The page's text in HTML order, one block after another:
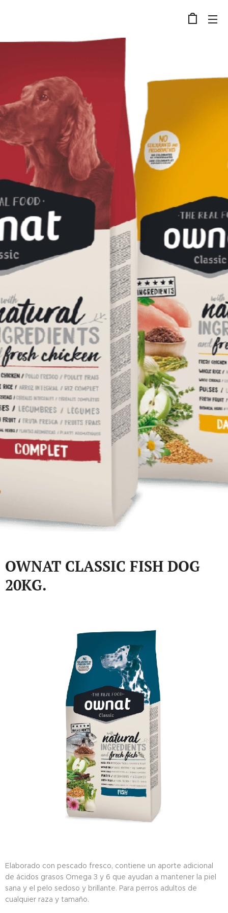
OWNAT CLASSIC FISH DOG
20KG.
Elaborado con pescado fresco, contiene un aporte adicional
de ácidos grasos Omega 3 y 6 que ayudan a mantener la piel
sana y el pelo sedoso y brillante. Para perros adultos de
cualquier raza y tamaño.